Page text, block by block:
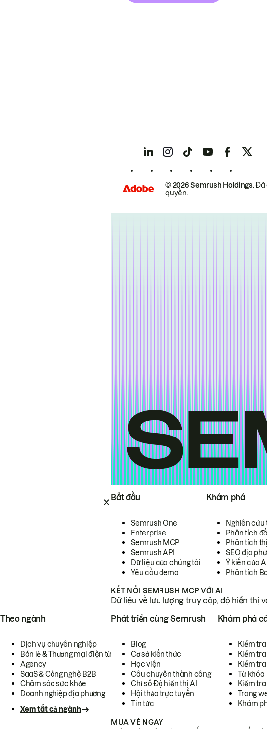
Bắt đầu
Semrush One
Enterprise
Semrush MCP
Semrush API
Dữ liệu của chúng tôi
Yêu cầu demo
Khám phá
Nghiên cứu
Phân tích
Phân tích
SEO địa
Ý kiến của
Phân tích
KẾT NỐI SEMRUSH MCP VỚI AI
Dữ liệu về lưu lượng truy cập, độ hiển thị
Theo ngành
Dịch vụ chuyên nghiệp
Bán lẻ & Thương mại điện tử
Agency
SaaS & Công nghệ B2B
Chăm sóc sức khỏe
Doanh nghiệp địa phương
Xem tất cả ngành
Phát triển cùng Semrush
Blog
Cơ sở kiến thức
Học viện
Câu chuyên thành công
Chỉ số Độ hiển thị AI
Hội thảo trực tuyến
Tin tức
Khám phá
Kiểm
Kiểm tra
Kiểm
Từ khóa
Kiểm
Trang
Khám
MUA VÉ NGAY
© 2026 Semrush Holdings.Đã
quyền.